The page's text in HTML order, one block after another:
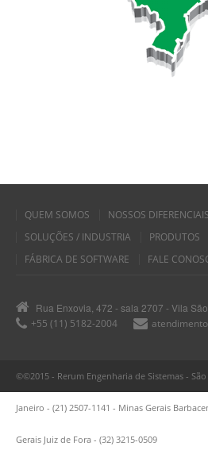
QUEM SOMOS
NOSSOS DIFERENCIAIS
SOLUÇÕES / INDUSTRIA
PRODUTOS
FÁBRICA DE SOFTWARE
FALE
Rua Enxovia, 472 - sala 2707 - Vila
+55 (11) 5182-2004
©©2015 - Rerum Engenharia de Sistemas -
Janeiro - (21) 2507-1141 - Minas Gerais
Gerais Juiz de Fora - (32) 3215-0509